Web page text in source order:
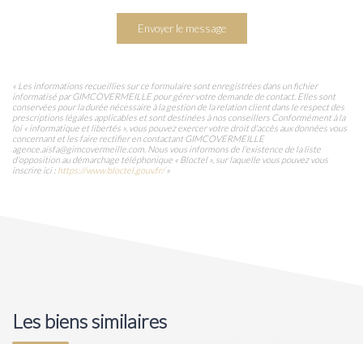
Envoyer le message
« Les informations recueillies sur ce formulaire sont enregistrées dans un fichier
informatisé par GIMCOVERMEILLE pour gérer votre demande de contact. Elles sont
conservées pour la durée nécessaire à la gestion de la relation client dans le respect des
prescriptions légales applicables et sont destinées à nos conseillers Conformément à la
loi « informatique et libertés », vous pouvez exercer votre droit d'accès aux données vous
concernant et les faire rectifier en contactant GIMCOVERMEILLE
agence.aisfa@gimcovermeille.com. Nous vous informons de l'existence de la liste
d'opposition au démarchage téléphonique « Bloctel », sur laquelle vous pouvez vous
inscrire ici : https://www.bloctel.gouv.fr/»
Les biens similaires